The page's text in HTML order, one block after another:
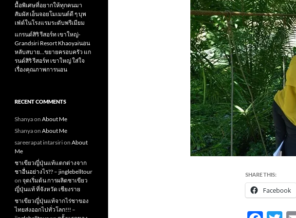
SHARE THIS:
Facebook
มื้อพิเศษที่อยากให้ทุกคนมา
สัมผัส เอ็นจอยโมเมนต์ดี ๆ บุพ
เฟ่ต์ในโรงแรมระดับพรีเมียม
แกรนด์สิริ​ รีสอร์ท​ เขาใหญ่​-
Grandsiri​ Resort​ Khaoyaiนอน
หลับสบาย…ขยายครอบครัว แก
รนด์สิริ รีสอร์ท เขาใหญ่ ใส่ใจ
เรื่องคุณภาพการนอน
RECENT COMMENTS
Shanyaon About Me
Shanyaon About Me
sareerapat intarsirion About
Me
ชาเขียวญี่ปุ่นแท้แตกต่างจาก
ชาอื่นอย่างไร?? – jinglebelltour
on จุดเริ่มต้น การผลิตชาเขียว
ญี่ปุ่นแท้ ที่จังหวัด เชียงราย
ชาเขียวญี่ปุ่นแท้จากไร่ชาของ
ไทยส่งออกไปทั่วโลก!!! –